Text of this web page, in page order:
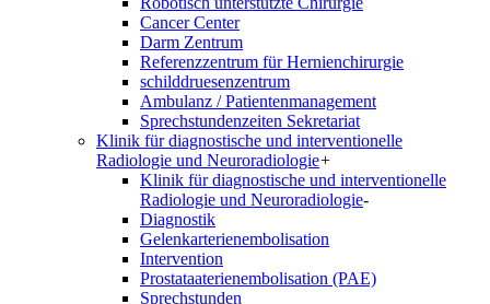
Cancer Center
Darm Zentrum
Referenzzentrum für Hernienchirurgie
schilddruesenzentrum
Ambulanz / Patientenmanagement
Sprechstundenzeiten Sekretariat
Klinik für diagnostische und interventionelle
Radiologie und Neuroradiologie+
Klinik für diagnostische und interventionelle
Radiologie und Neuroradiologie-
Diagnostik
Gelenkarterienembolisation
Intervention
Prostataaterienembolisation (PAE)
Sprechstunden